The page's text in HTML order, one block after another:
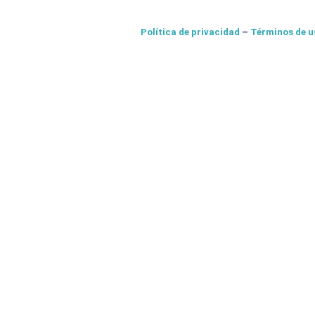
Política de privacidad – Términos de